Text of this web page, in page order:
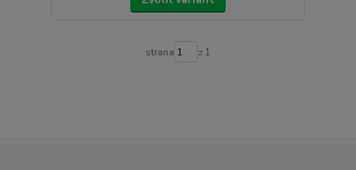
strana z 1